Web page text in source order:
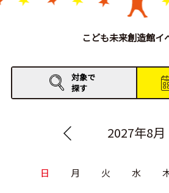
Gがくえん
お知らせ
イベントレポート
こども未来創造館イ
対象で
探す
2027年8月
日 月 火 水